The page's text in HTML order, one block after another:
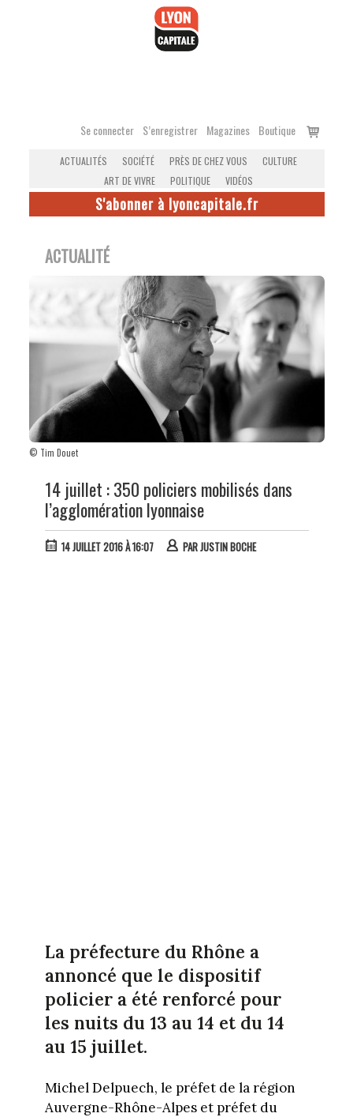
Se connecter S’enregistrer Magazines Boutique
Voir
ACTUALITÉS SOCIÉTÉ PRÈS DE CHEZ VOUS
CULTURE
ART DE VIVRE
POLITIQUE VIDÉOS
S'abonner à lyoncapitale.fr
ACTUALITÉ
© Tim Douet
14 juillet : 350 policiers mobilisés dans
l’agglomération lyonnaise
14 JUILLET 2016 À 16:07 PARJUSTIN BOCHE
La préfecture du Rhône a
annoncé que le dispositif
policier a été renforcé pour
les nuits du 13 au 14 et du 14
au 15 juillet.
Michel Delpuech, le préfet de la région
Auvergne-Rhône-Alpes et préfet du